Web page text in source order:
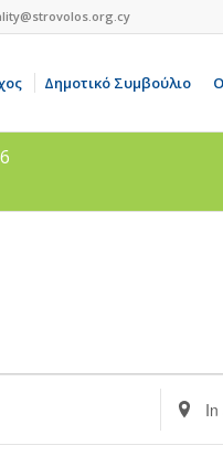
Δημοτικό Συμβούλιο
Enter
Location.
Search